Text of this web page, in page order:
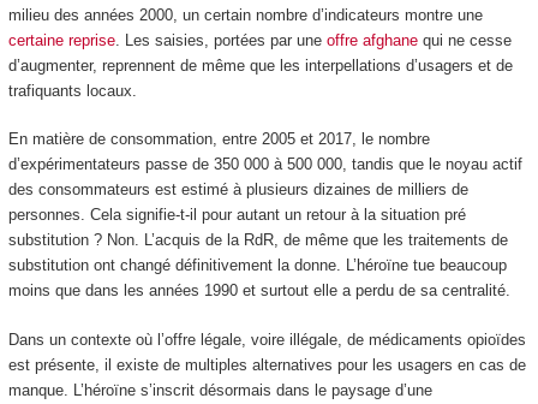
milieu des années 2000, un certain nombre d’indicateurs montre une
certaine reprise. Les saisies, portées par une offre afghanequi ne cesse
d’augmenter, reprennent de même que les interpellations d’usagers et de
trafiquants locaux.
En matière de consommation, entre 2005 et 2017, le nombre
d’expérimentateurs passe de 350 000 à 500 000, tandis que le noyau actif
des consommateurs est estimé à plusieurs dizaines de milliers de
personnes. Cela signifie-t-il pour autant un retour à la situation pré
substitution ? Non. L’acquis de la RdR, de même que les traitements de
substitution ont changé définitivement la donne. L’héroïne tue beaucoup
moins que dans les années 1990 et surtout elle a perdu de sa centralité.
Dans un contexte où l’offre légale, voire illégale, de médicaments opioïdes
est présente, il existe de multiples alternatives pour les usagers en cas de
manque. L’héroïne s’inscrit désormais dans le paysage d’une